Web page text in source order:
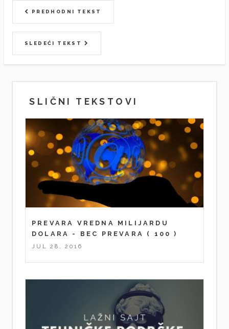
PREDHODNI TEKST
SLEDEĆI TEKST
SLIČNI TEKSTOVI
PREVARA VREDNA MILIJARDU
DOLARA - BEC PREVARA
( 100 )
JUL 28, 2016